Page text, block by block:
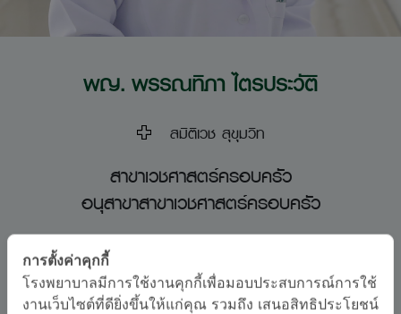
พญ. พรรณทิภา ไตรประวัติ
สมิติเวช สุขุมวิท
สาขาเวชศาสตร์ครอบครัว
อนุสาขาสาขาเวชศาสตร์ครอบครัว
อังกฤษ
ไทย
การตั้งค่าคุกกี้
โรงพยาบาลมีการใช้งานคุกกี้เพื่อมอบประสบการณ์การใช้
งานเว็บไซต์ที่ดียิ่งขึ้นให้แก่คุณ รวมถึง เสนอสิทธิประโยชน์